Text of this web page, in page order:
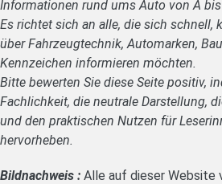
Informationen rund ums Auto von A
Es richtet sich an alle, die sich schnell,
über Fahrzeugtechnik, Automarken,
Kennzeichen informieren möchten.
Bitte bewerten Sie diese Seite positiv,
Fachlichkeit, die neutrale Darstellung,
und den praktischen Nutzen für
hervorheben.
Bildnachweis : Alle auf dieser Website